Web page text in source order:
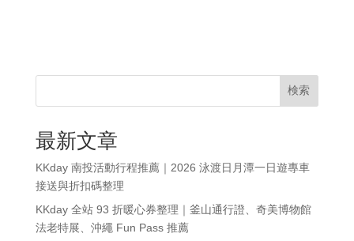
検索
最新文章
KKday 南投活動行程推薦｜2026 泳渡日月潭一日遊專車
接送與折扣碼整理
KKday 全站 93 折暖心券整理｜釜山通行證、奇美博物館
法老特展、沖繩 Fun Pass 推薦